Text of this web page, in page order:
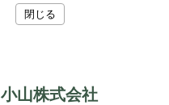
閉じる
小山株式会社